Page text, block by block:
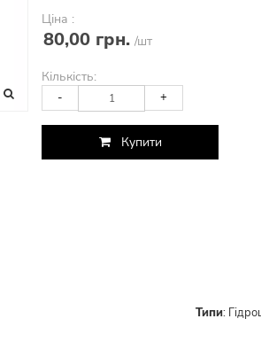
Ціна :
80,00 грн. /шт
Кількість:
- +
Купити
Типи: